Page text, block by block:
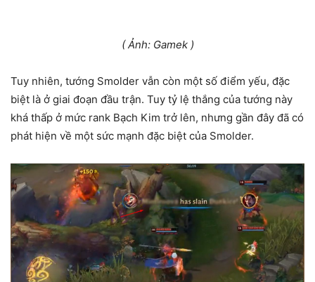
( Ảnh: Gamek )
Tuy nhiên, tướng Smolder vẫn còn một số điểm yếu, đặc
biệt là ở giai đoạn đầu trận. Tuy tỷ lệ thắng của tướng này
khá thấp ở mức rank Bạch Kim trở lên, nhưng gần đây đã có
phát hiện về một sức mạnh đặc biệt của Smolder.